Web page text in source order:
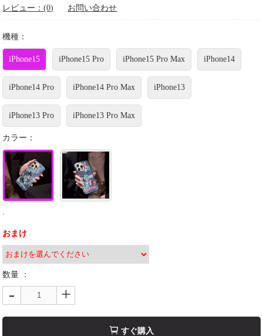
レビュー：(0)
お問い合わせ
機種：
iPhone15 iPhone15 Pro iPhone15 Pro Max iPhone14
iPhone14 Pro iPhone14 Pro Max iPhone13
iPhone13 Pro iPhone13 Pro Max
カラー：
おまけ
数量 ：
- +
すぐ購入